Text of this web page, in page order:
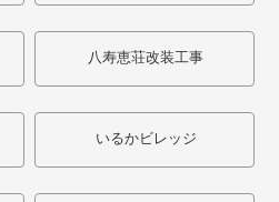
八寿恵荘改装工事
いるかビレッジ